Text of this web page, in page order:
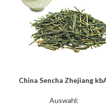
China Sencha Zhejiang
Auswahl: